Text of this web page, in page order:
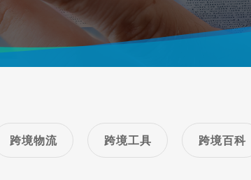
跨境物流 跨境工具 跨境百科